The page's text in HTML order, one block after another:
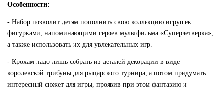
Особенности:
- Набор позволит детям пополнить свою коллекцию игрушек
фигурками напоминающими героев мультфильма «Суперчетверка»,
а также использовать их для увлекательных игр.
- Крохам надо лишь собрать из деталей декорации в виде
королевской трибуны для рыцарского турнира, а потом придумать
интересный сюжет для игры, проявив при этом фантазию и